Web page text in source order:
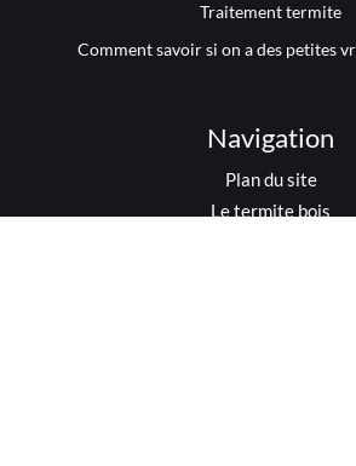
Traitement termite
Comment savoir si on a des petites
Navigation
Plan du site
Le termite bois